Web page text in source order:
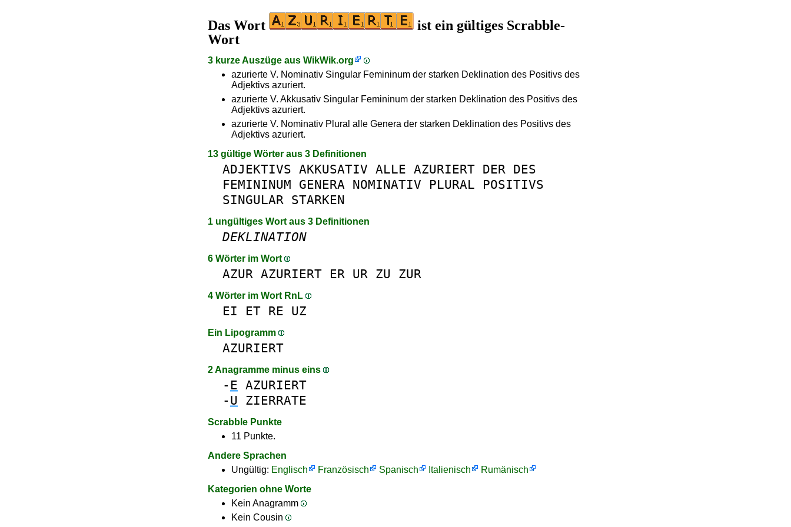
Das Wort
ist ein gültiges Scrabble-
Wort
3 kurze Auszüge aus WikWik.org
azurierte V. Nominativ Singular Femininum der starken Deklination des Positivs des
Adjektivs azuriert.
azurierte V. Akkusativ Singular Femininum der starken Deklination des Positivs des
Adjektivs azuriert.
azurierte V. Nominativ Plural alle Genera der starken Deklination des Positivs des
Adjektivs azuriert.
13 gültige Wörter aus 3 Definitionen
ADJEKTIVS AKKUSATIV ALLE AZURIERT DER DES
FEMININUM GENERA NOMINATIV PLURAL
POSITIVS
SINGULAR STARKEN
1 ungültiges Wort aus 3 Definitionen
DEKLINATION
6 Wörter im Wort
AZUR AZURIERT ER UR ZU ZUR
4 Wörter im Wort RnL
EI ET RE UZ
Ein Lipogramm
AZURIERT
2 Anagramme minus eins
- E AZURIERT
- U ZIERRATE
Scrabble Punkte
11 Punkte.
Andere Sprachen
Ungültig: Englisch Französisch Spanisch Italienisch
Rumänisch
Kategorien ohne Worte
Kein Anagramm
Kein Cousin